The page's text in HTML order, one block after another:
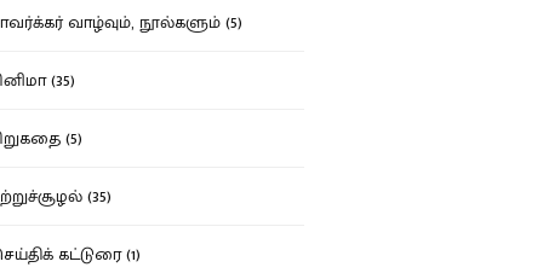
வாழ்வும், நூல்களும் (5)
(35)
(5)
(35)
கட்டுரை (1)